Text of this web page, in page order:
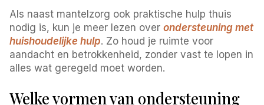
Als naast mantelzorg ook praktische hulp thuis
nodig is, kun je meer lezen overondersteuning met
huishoudelijke hulp. Zo houd je ruimte voor
aandacht en betrokkenheid, zonder vast te lopen in
alles wat geregeld moet worden.
Welke vormen van ondersteuning